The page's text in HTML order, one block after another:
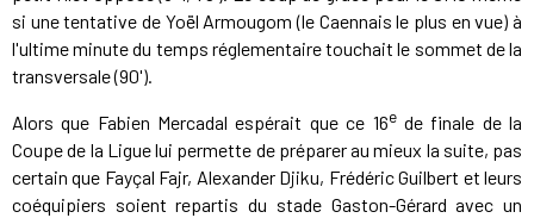
si une tentative de Yoël Armougom (le Caennais le plus en vue) à
l'ultime minute du temps réglementaire touchait le sommet de la
transversale (90').
Alors que Fabien Mercadal espérait que ce 16ede finale de la
Coupe de la Ligue lui permette de préparer au mieux la suite, pas
certain que Fayçal Fajr, Alexander Djiku, Frédéric Guilbert et leurs
coéquipiers soient repartis du stade Gaston-Gérard avec un